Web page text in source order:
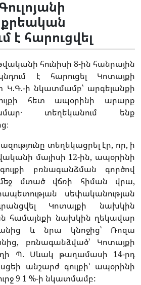
է հարուցվել
հունիսի 8-ին հանրային
է հարուցել Կոտայքի
ի նկատմամբ՝ արգելանքի
հետ ապօրինի արարք
տեղեկանում ենք
տեղեկացրել էր, որ, ի
մայիսի 12-ին, ապօրինի
բռնագանձման գործով
մտած վճռի հիման վրա,
սեփականության
Կոտայքի նախկին
համայնքի նախկին ղեկավար
և նրա կնոջից՝ Ռոզա
բռնագանձված՝ Կոտայքի
Պ. Սևակ թաղամասի 14-րդ
անշարժ գույքի՝ ապօրինի
9 1 %-ի նկատմամբ: